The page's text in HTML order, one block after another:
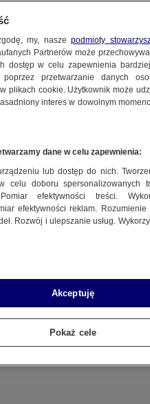
Belgią w sobotnie
gradu
drogach, gdzie
sytuacji
plenerowego na
my, naszepodmioty
Partnerów może
dostęp w celu zapewnienia
przetwarzanie danych
plikach cookie. Użytkownik może
interes w dowolnym
dane w celu zapewnienia:
lub dostęp do nich.
celu doboru spersonalizowanych
Pomiar efektywności treści.
efektywności reklam.
Rozwój i ulepszanie usług.
Akceptuję
Pokaż cele